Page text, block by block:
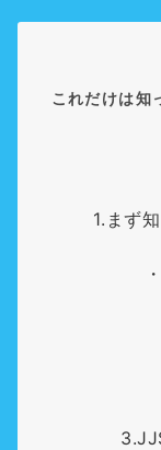
これだけは知
1.まず